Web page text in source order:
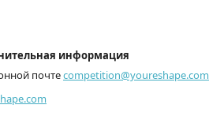
информация
почтеcompetition@youreshape.com